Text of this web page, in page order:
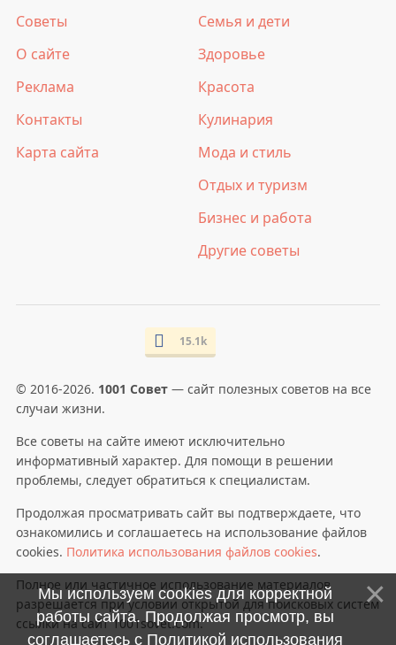
Советы
О сайте
Реклама
Контакты
Карта сайта
Семья и дети
Здоровье
Красота
Кулинария
Мода и стиль
Отдых и туризм
Бизнес и работа
Другие советы
15.1k
© 2016-2026. 1001 Совет— сайт полезных советов на все
случаи жизни.
Все советы на сайте имеют исключительно
информативный характер. Для помощи в решении
проблемы, следует обратиться к специалистам.
Продолжая просматривать сайт вы подтверждаете, что
ознакомились и соглашаетесь на использование файлов
cookies. Политика использования файлов cookies.
Полное или частичное использование материалов
разрешается при условии открытой для поисковых систем
ссылки на сайт 1001sovet.com.
Мы используем cookies для корректной
работы сайта. Продолжая просмотр, вы
соглашаетесь с Политикой использования